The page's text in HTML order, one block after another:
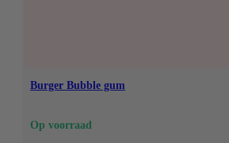
Burger Bubble gum
Op voorraad